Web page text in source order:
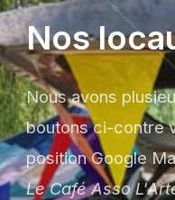
Nos
Nous avons
boutons ci-contre
position Google
Le Café Asso